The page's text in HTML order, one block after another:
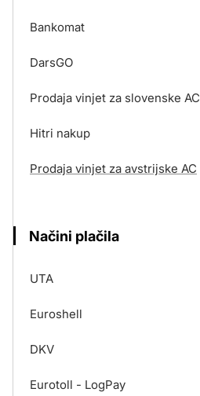
Bankomat
DarsGO
Prodaja vinjet za slovenske AC
Hitri nakup
Prodaja vinjet za avstrijske AC
Načini plačila
UTA
Euroshell
DKV
Eurotoll - LogPay